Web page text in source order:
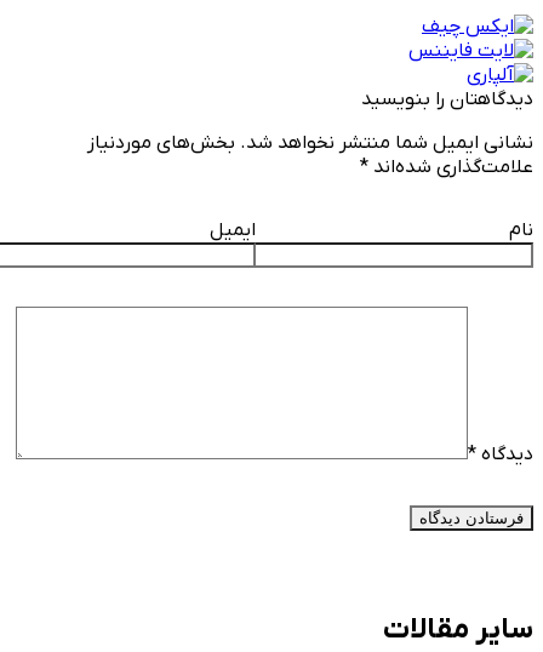
دیدگاهتان را بنویسید
نشانی ایمیل شما منتشر نخواهد شد. بخش‌های موردنیاز
علامت‌گذاری شده‌اند *
دیدگاه *
نام ایمیل
سایر مقالات